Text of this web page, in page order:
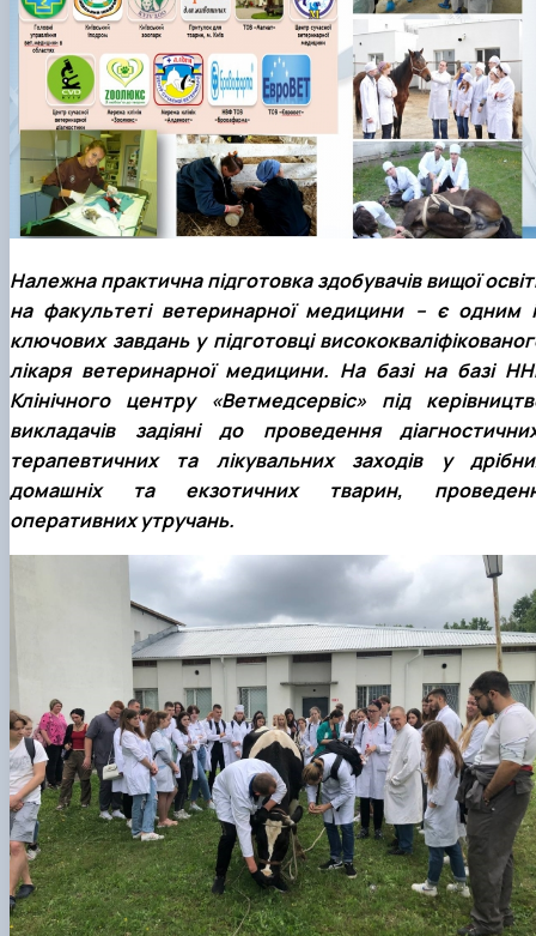
Належна практична підготовка здобувачів вищої
на факультеті ветеринарної медицини – є одним
ключових завдань у підготовці
лікаря ветеринарної медицини. На базі на базі
Клінічного центру «Ветмедсервіс» під
викладачів задіяні до проведення
терапевтичних та лікувальних заходів у
домашніх та екзотичних тварин,
оперативних утручань.